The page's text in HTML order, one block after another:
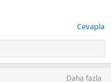
Cevapla
Daha fazla